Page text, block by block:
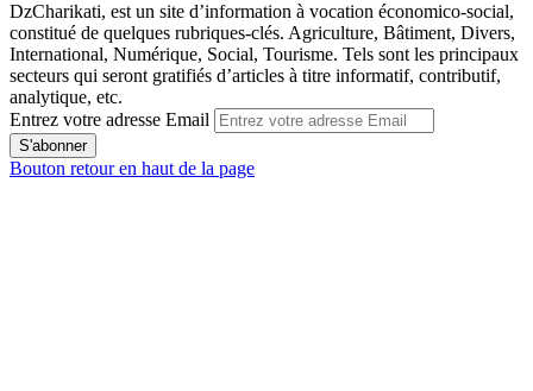
DzCharikati, est un site d’information à vocation économico-social,
constitué de quelques rubriques-clés. Agriculture, Bâtiment, Divers,
International, Numérique, Social, Tourisme. Tels sont les principaux
secteurs qui seront gratifiés d’articles à titre informatif, contributif,
analytique, etc.
Entrez votre adresse Email
Bouton retour en haut de la page